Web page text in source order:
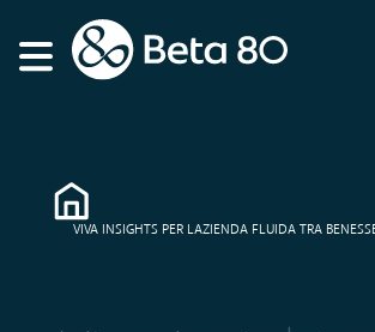
VIVA INSIGHTS PER LAZIENDA FLUIDA TRA